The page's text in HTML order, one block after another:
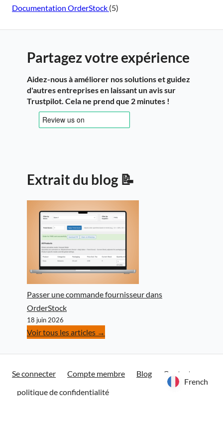
Documentation OrderStock (5)
Partagez votre expérience
Aidez-nous à améliorer nos solutions et guidez
d'autres entreprises en laissant un avis sur
Trustpilot. Cela ne prend que 2 minutes !
Extrait du blog 📝
Passer une commande fournisseur dans
OrderStock
18 juin 2026
Voir tous les articles →
Se connecter Compte membre Blog
Contact
politique de confidentialité
French
French